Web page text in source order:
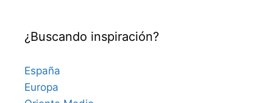
¿Buscando inspiración?
España
Europa